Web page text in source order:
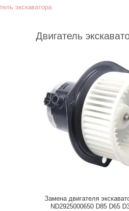
экскаватора
Двигатель
Замена двигателя
ND2925000650 D85 D65